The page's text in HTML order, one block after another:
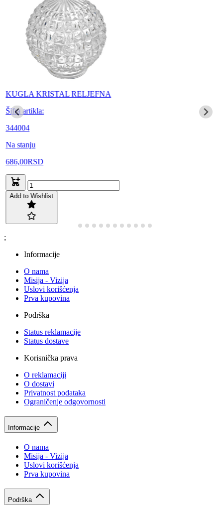
KUGLA KRISTAL RELJEFNA
Šifra artikla:
344004
Na stanju
686,00RSD
Add to Wishlist
;
Informacije
O nama
Misija - Vizija
Uslovi korišćenja
Prva kupovina
Podrška
Status reklamacije
Status dostave
Korisnička prava
O reklamaciji
O dostavi
Privatnost podataka
Ograničenje odgovornosti
Informacije
O nama
Misija - Vizija
Uslovi korišćenja
Prva kupovina
Podrška